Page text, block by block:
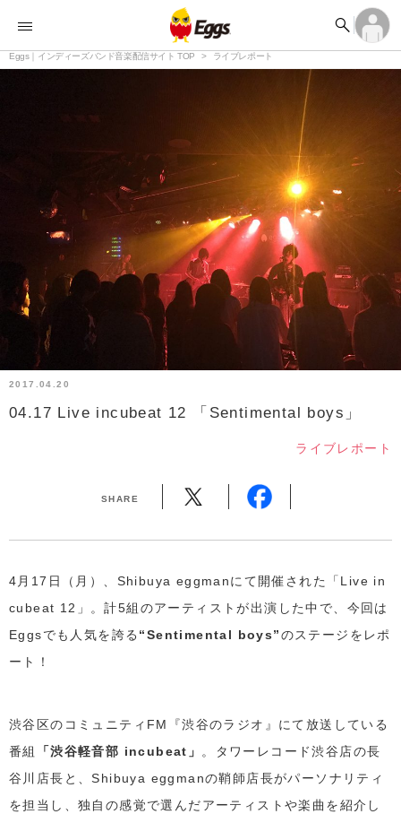


ランキング 
記事 

ログイン
アカウント登録
ログイン
Eggs｜インディーズバンド音楽配信サイト TOP ライブレポート
2017.04.20
04.17 Live incubeat 12 「Sentimental boys」
ライブレポート
SHARE
4月17日（月）、Shibuya eggmanにて開催された「Live in
cubeat 12」。計5組のアーティストが出演した中で、今回は
Eggsでも人気を誇る “Sentimental boys”のステージをレポ
ート！
渋谷区のコミュニティFM『渋谷のラジオ』にて放送している
番組
「渋谷軽音部 incubeat」
。タワーレコード渋谷店の長
谷川店長と、Shibuya eggmanの鞘師店長がパーソナリティ
を担当し、独自の感覚で選んだアーティストや楽曲を紹介し